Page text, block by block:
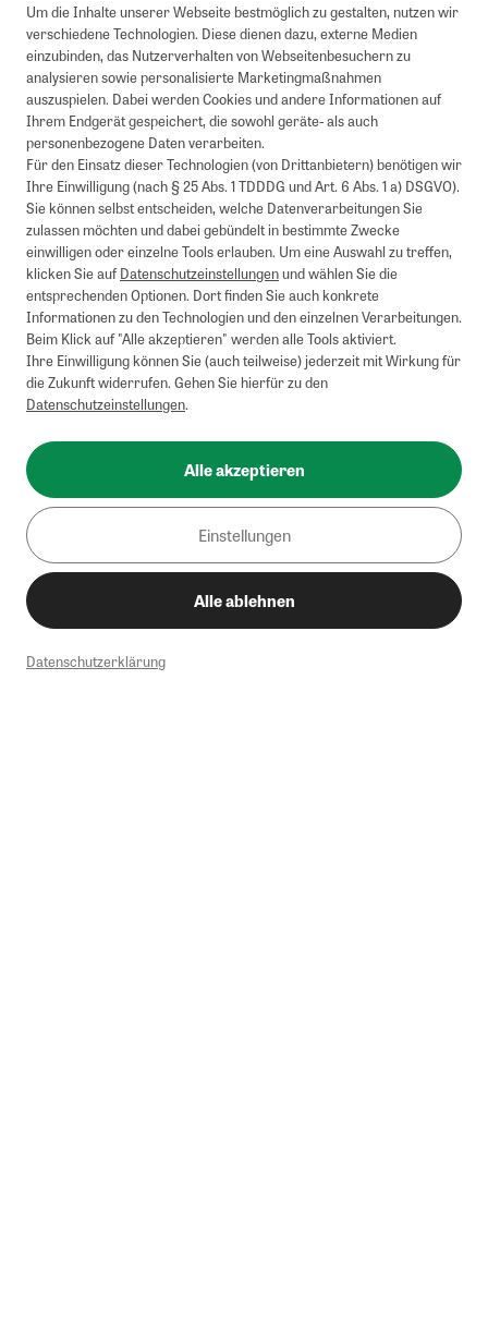
Um die Inhalte unserer Webseite bestmöglich zu gestalten, nutzen wir
verschiedene Technologien. Diese dienen dazu, externe Medien
einzubinden, das Nutzerverhalten von Webseitenbesuchern zu
analysieren sowie personalisierte Marketingmaßnahmen
auszuspielen. Dabei werden Cookies und andere Informationen auf
Ihrem Endgerät gespeichert, die sowohl geräte- als auch
personenbezogene Daten verarbeiten.
Für den Einsatz dieser Technologien (von Drittanbietern) benötigen wir
Ihre Einwilligung (nach § 25 Abs. 1 TDDDG und Art. 6 Abs. 1 a) DSGVO).
Sie können selbst entscheiden, welche Datenverarbeitungen Sie
zulassen möchten und dabei gebündelt in bestimmte Zwecke
einwilligen oder einzelne Tools erlauben. Um eine Auswahl zu treffen,
klicken Sie aufDatenschutzeinstellungenund wählen Sie die
entsprechenden Optionen. Dort finden Sie auch konkrete
Informationen zu den Technologien und den einzelnen Verarbeitungen.
Beim Klick auf "Alle akzeptieren" werden alle Tools aktiviert.
Ihre Einwilligung können Sie (auch teilweise) jederzeit mit Wirkung für
die Zukunft widerrufen. Gehen Sie hierfür zu den
Datenschutzeinstellungen.
Alle akzeptieren
Einstellungen
Alle ablehnen
Datenschutzerklärung